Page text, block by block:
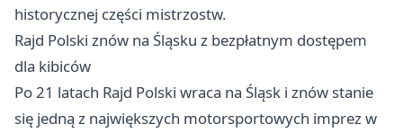
historycznej części mistrzostw.
Rajd Polski znów na Śląsku z bezpłatnym dostępem
dla kibiców
Po 21 latach Rajd Polski wraca na Śląsk i znów stanie
się jedną z największych motorsportowych imprez w